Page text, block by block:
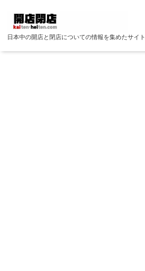
日本中の開店と閉店についての情報を集めたサイト